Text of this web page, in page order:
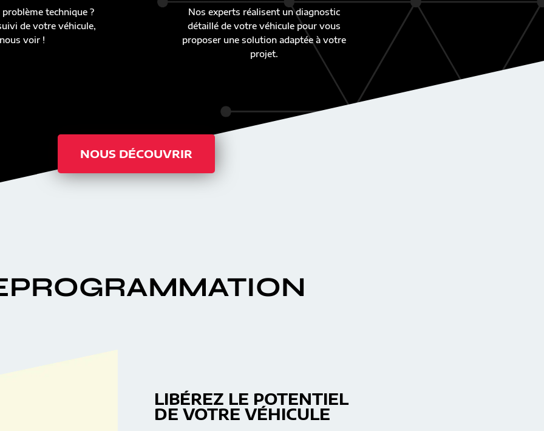
technique ?
de votre véhicule,
voir !
Nos experts réalisent un diagnostic
détaillé de votre véhicule pour vous
proposer une solution adaptée à votre
projet.
NOUS DÉCOUVRIR
LIBÉREZ LE POTENTIEL
DE VOTRE VÉHICULE